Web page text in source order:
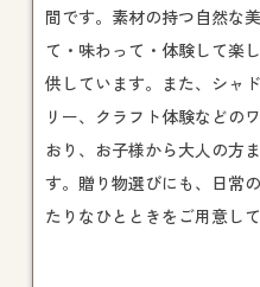
間です。素材の持つ自然な
て・味わって・体験して楽
供しています。また、シャ
リー、クラフト体験などの
おり、お子様から大人の方
す。贈り物選びにも、日常
たりなひとときをご用意し